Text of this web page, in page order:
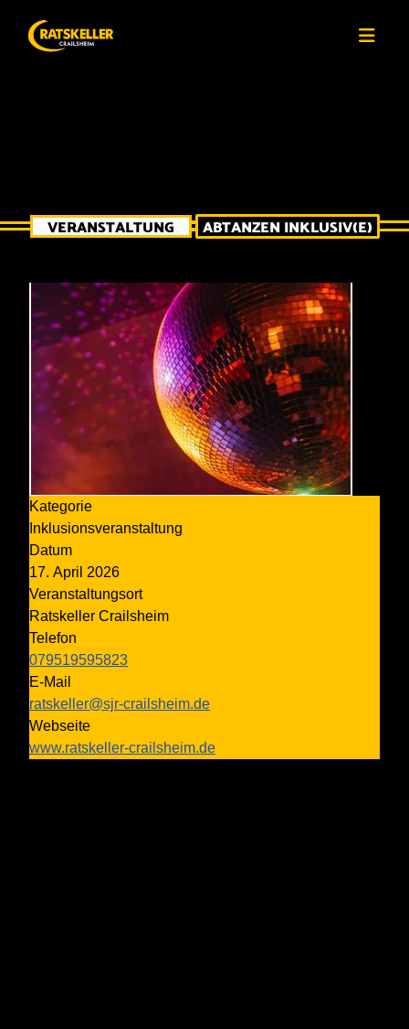
VERANSTALTUNG ABTANZEN INKLUSIV(E)
Kategorie
Inklusionsveranstaltung
Datum
17. April 2026
Veranstaltungsort
Ratskeller Crailsheim
Telefon
079519595823
E-Mail
ratskeller@sjr-crailsheim.de
Webseite
www.ratskeller-crailsheim.de